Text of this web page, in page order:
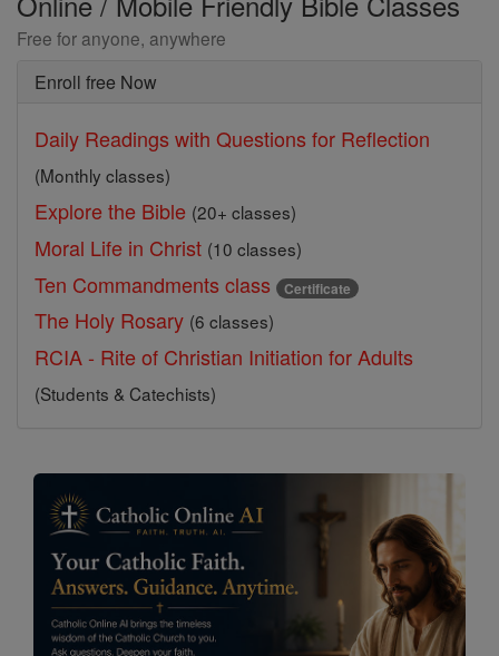
Free for anyone, anywhere
Enroll free Now
Daily Readings with Questions for Reflection
(Monthly classes)
Explore the Bible (20+ classes)
Moral Life in Christ (10 classes)
Ten Commandments class Certificate
The Holy Rosary (6 classes)
RCIA - Rite of Christian Initiation for Adults
(Students & Catechists)